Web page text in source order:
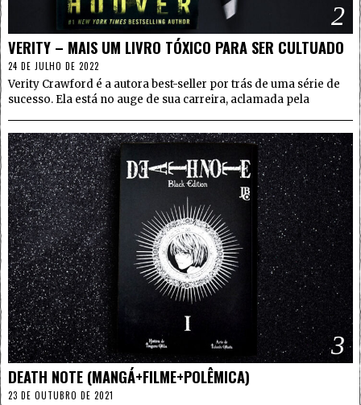
2
VERITY – MAIS UM LIVRO TÓXICO PARA SER CULTUADO
24 DE JULHO DE 2022
Verity Crawford é a autora best-seller por trás de uma série de
sucesso. Ela está no auge de sua carreira, aclamada pela
3
DEATH NOTE (MANGÁ+FILME+POLÊMICA)
23 DE OUTUBRO DE 2021